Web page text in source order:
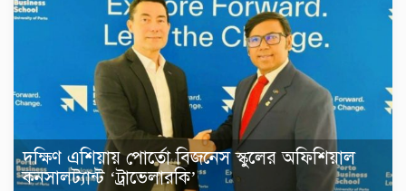
দক্ষিণ এশিয়ায় পোর্তো বিজনেস স্কুলের অফিশিয়াল
কনসালট্যান্ট ‘ট্রাভেলারকি’